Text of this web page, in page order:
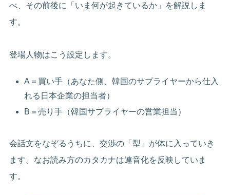
べ、その前後に「いま何が起きているか」を解説しま
す。
登場人物はこう設定します。
A＝買い手（あなた側、韓国のサプライヤーから仕入
れる日本企業の担当者）
B＝売り手（韓国サプライヤーの営業担当）
会話文をなぞるうちに、交渉の「型」が体に入っていき
ます。なお読み方のカタカナは連音化を反映していま
す。